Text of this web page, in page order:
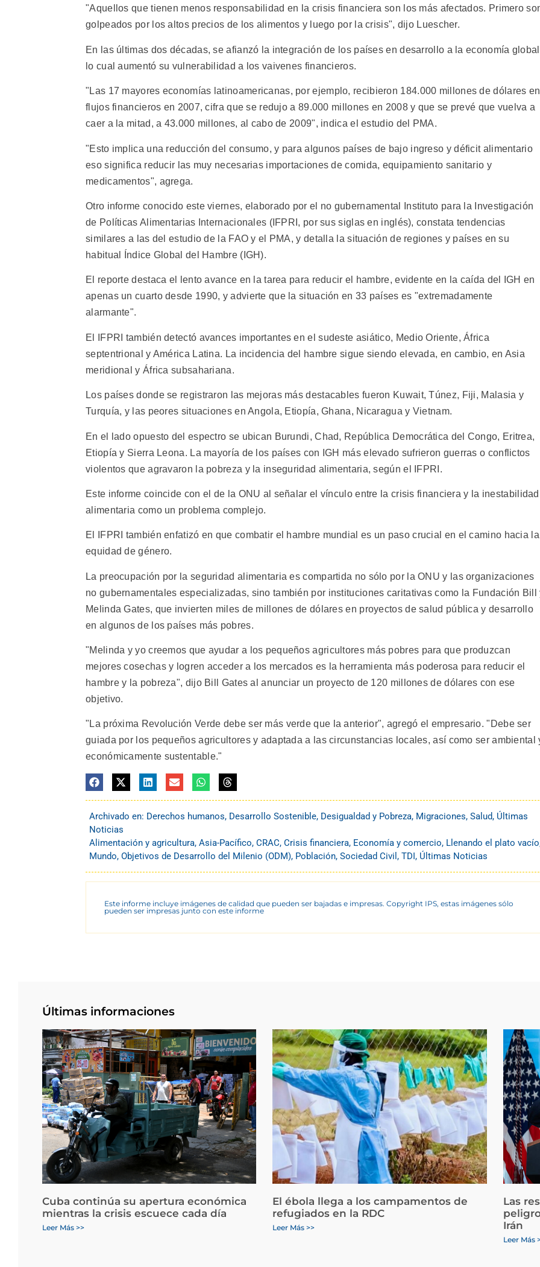
"Aquellos que tienen menos responsabilidad en la crisis financiera son los más afectados. Primero
golpeados por los altos precios de los alimentos y luego por la crisis", dijo Luescher.
En las últimas dos décadas, se afianzó la integración de los países en desarrollo a la economía
lo cual aumentó su vulnerabilidad a los vaivenes financieros.
"Las 17 mayores economías latinoamericanas, por ejemplo, recibieron 184.000 millones de dólares en
flujos financieros en 2007, cifra que se redujo a 89.000 millones en 2008 y que se prevé que vuelva a
caer a la mitad, a 43.000 millones, al cabo de 2009", indica el estudio del PMA.
"Esto implica una reducción del consumo, y para algunos países de bajo ingreso y déficit alimentario
eso significa reducir las muy necesarias importaciones de comida, equipamiento sanitario y
medicamentos", agrega.
Otro informe conocido este viernes, elaborado por el no gubernamental Instituto para la Investigación
de Políticas Alimentarias Internacionales (IFPRI, por sus siglas en inglés), constata tendencias
similares a las del estudio de la FAO y el PMA, y detalla la situación de regiones y países en su
habitual Índice Global del Hambre (IGH).
El reporte destaca el lento avance en la tarea para reducir el hambre, evidente en la caída del IGH en
apenas un cuarto desde 1990, y advierte que la situación en 33 países es "extremadamente
alarmante".
El IFPRI también detectó avances importantes en el sudeste asiático, Medio Oriente, África
septentrional y América Latina. La incidencia del hambre sigue siendo elevada, en cambio, en Asia
meridional y África subsahariana.
Los países donde se registraron las mejoras más destacables fueron Kuwait, Túnez, Fiji, Malasia y
Turquía, y las peores situaciones en Angola, Etiopía, Ghana, Nicaragua y Vietnam.
En el lado opuesto del espectro se ubican Burundi, Chad, República Democrática del Congo, Eritrea,
Etiopía y Sierra Leona. La mayoría de los países con IGH más elevado sufrieron guerras o conflictos
violentos que agravaron la pobreza y la inseguridad alimentaria, según el IFPRI.
Este informe coincide con el de la ONU al señalar el vínculo entre la crisis financiera y la inestabilidad
alimentaria como un problema complejo.
El IFPRI también enfatizó en que combatir el hambre mundial es un paso crucial en el camino hacia la
equidad de género.
La preocupación por la seguridad alimentaria es compartida no sólo por la ONU y las organizaciones
no gubernamentales especializadas, sino también por instituciones caritativas como la Fundación Bill
Melinda Gates, que invierten miles de millones de dólares en proyectos de salud pública y desarrollo
en algunos de los países más pobres.
"Melinda y yo creemos que ayudar a los pequeños agricultores más pobres para que produzcan
mejores cosechas y logren acceder a los mercados es la herramienta más poderosa para reducir el
hambre y la pobreza", dijo Bill Gates al anunciar un proyecto de 120 millones de dólares con ese
objetivo.
"La próxima Revolución Verde debe ser más verde que la anterior", agregó el empresario. "Debe ser
guiada por los pequeños agricultores y adaptada a las circunstancias locales, así como ser ambiental
económicamente sustentable."
Archivado en: Derechos humanos, Desarrollo Sostenible, Desigualdad y Pobreza, Migraciones, Salud, Últimas
Noticias
Alimentación y agricultura, Asia-Pacífico, CRAC, Crisis financiera, Economía y comercio, Llenando el plato vacío
Mundo, Objetivos de Desarrollo del Milenio (ODM), Población, Sociedad Civil , TDI, Últimas Noticias
Este informe incluye imágenes de calidad que pueden ser bajadas e impresas. Copyright IPS, estas imágenes sólo
pueden ser impresas junto con este informe
Últimas informaciones
Cuba continúa su apertura económica
mientras la crisis escuece cada día
Leer Más >>
El ébola llega a los campamentos de
refugiados en la RDC
Leer Más >>
Las
Irán
Leer Más